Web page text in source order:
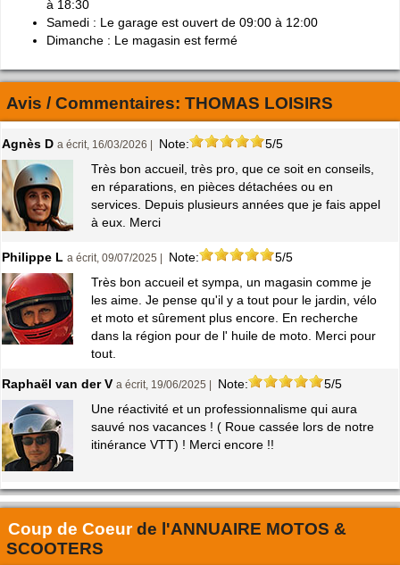
à 18:30
Samedi : Le garage est ouvert de 09:00 à 12:00
Dimanche : Le magasin est fermé
Avis / Commentaires: THOMAS LOISIRS
Agnès D a écrit, 16/03/2026 | Note:
5/5
Très bon accueil, très pro, que ce soit en conseils,
en réparations, en pièces détachées ou en
services. Depuis plusieurs années que je fais appel
à eux. Merci
Philippe L a écrit, 09/07/2025 | Note:
5/5
Très bon accueil et sympa, un magasin comme je
les aime. Je pense qu'il y a tout pour le jardin, vélo
et moto et sûrement plus encore. En recherche
dans la région pour de l' huile de moto. Merci pour
tout.
Raphaël van der V a écrit, 19/06/2025 | Note:
5/5
Une réactivité et un professionnalisme qui aura
sauvé nos vacances ! ( Roue cassée lors de notre
itinérance VTT) ! Merci encore !!
Coup de Coeurde l'ANNUAIRE MOTOS &
SCOOTERS